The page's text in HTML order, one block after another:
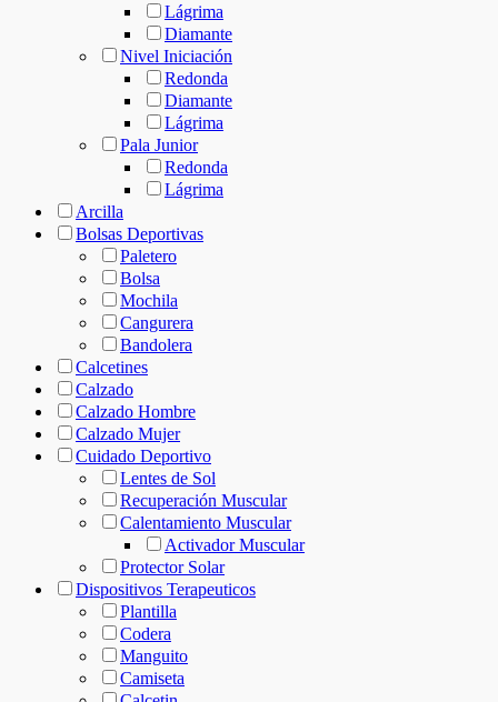
Lágrima
Diamante
Nivel Iniciación
Redonda
Diamante
Lágrima
Pala Junior
Redonda
Lágrima
Arcilla
Bolsas Deportivas
Paletero
Bolsa
Mochila
Cangurera
Bandolera
Calcetines
Calzado
Calzado Hombre
Calzado Mujer
Cuidado Deportivo
Lentes de Sol
Recuperación Muscular
Calentamiento Muscular
Activador Muscular
Protector Solar
Dispositivos Terapeuticos
Plantilla
Codera
Manguito
Camiseta